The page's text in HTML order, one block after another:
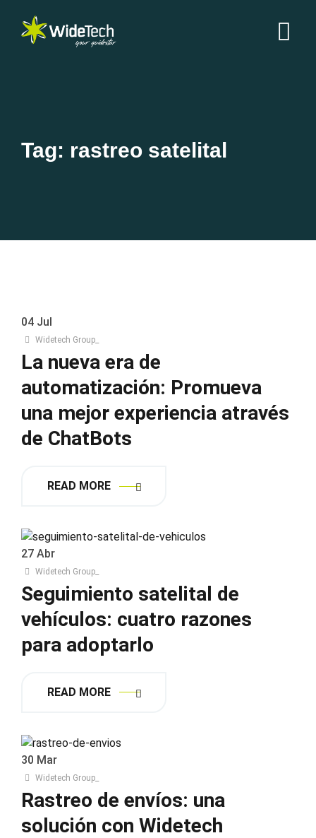
Tag: rastreo satelital
04 Jul
Widetech Group_
La nueva era de
automatización: Promueva
una mejor experiencia através
de ChatBots
READ MORE
27 Abr
Widetech Group_
Seguimiento satelital de
vehículos: cuatro razones
para adoptarlo
READ MORE
30 Mar
Widetech Group_
Rastreo de envíos: una
solución con Widetech